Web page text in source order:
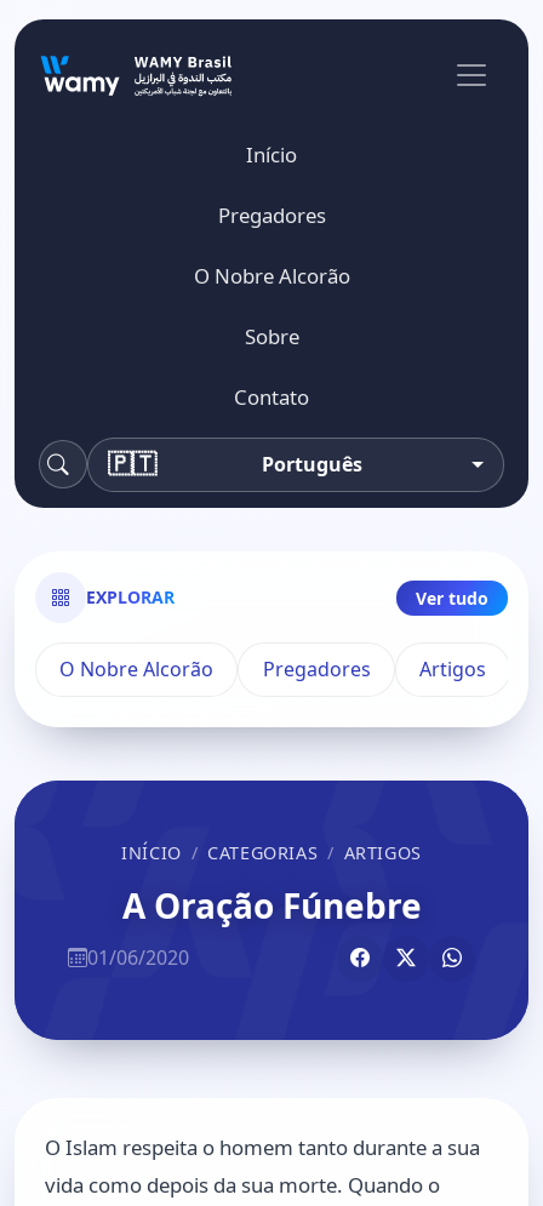
Início
Pregadores
O Nobre Alcorão
Sobre
Contato
Pesquisa
🇵🇹 Português
EXPLORAR Ver tudo
O Nobre Alcorão Pregadores Artigos
INÍCIO CATEGORIAS ARTIGOS
A Oração Fúnebre
01/06/2020
O Islam respeita o homem tanto durante a sua
vida como depois da sua morte. Quando o